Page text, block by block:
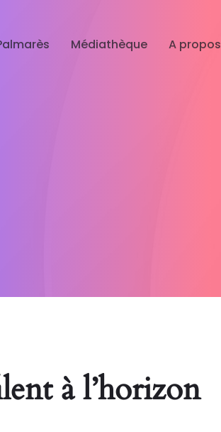
Médiathèque A propos
à l’horizon